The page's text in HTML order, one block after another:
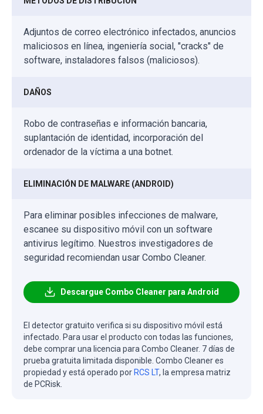
Adjuntos de correo electrónico infectados, anuncios
maliciosos en línea, ingeniería social, "cracks" de
software, instaladores falsos (maliciosos).
DAÑOS
Robo de contraseñas e información bancaria,
suplantación de identidad, incorporación del
ordenador de la víctima a una botnet.
ELIMINACIÓN DE MALWARE (ANDROID)
Para eliminar posibles infecciones de malware,
escanee su dispositivo móvil con un software
antivirus legítimo. Nuestros investigadores de
seguridad recomiendan usar Combo Cleaner.
Descargue Combo Cleaner para Android
El detector gratuito verifica si su dispositivo móvil está
infectado. Para usar el producto con todas las funciones,
debe comprar una licencia para Combo Cleaner. 7 días de
prueba gratuita limitada disponible. Combo Cleaner es
propiedad y está operado por RCS LT, la empresa matriz
de PCRisk.